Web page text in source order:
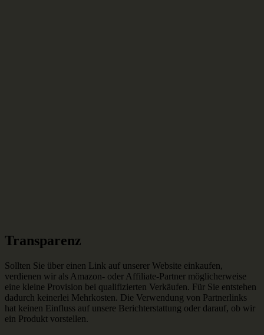
Transparenz
Sollten Sie über einen Link auf unserer Website einkaufen,
verdienen wir als Amazon- oder Affiliate-Partner möglicherweise
eine kleine Provision bei qualifizierten Verkäufen. Für Sie entstehen
dadurch keinerlei Mehrkosten. Die Verwendung von Partnerlinks
hat keinen Einfluss auf unsere Berichterstattung oder darauf, ob wir
ein Produkt vorstellen.